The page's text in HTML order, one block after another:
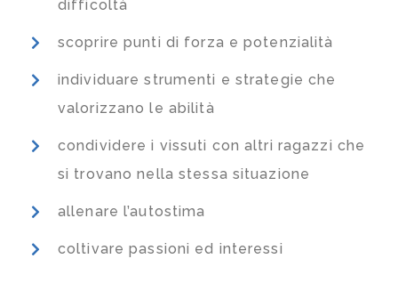
difficoltà
scoprire punti di forza e potenzialità
individuare strumenti e strategie che
valorizzano le abilità
condividere i vissuti con altri ragazzi che
si trovano nella stessa situazione
allenare l’autostima
coltivare passioni ed interessi